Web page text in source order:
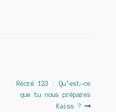
Article
suivant :
Récré 123 : Qu’est-ce
que tu nous prépares
Kaiss ?